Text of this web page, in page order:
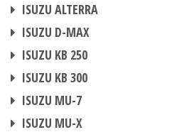
ISUZU ALTERRA
ISUZU D-MAX
ISUZU KB 250
ISUZU KB 300
ISUZU MU-7
ISUZU MU-X